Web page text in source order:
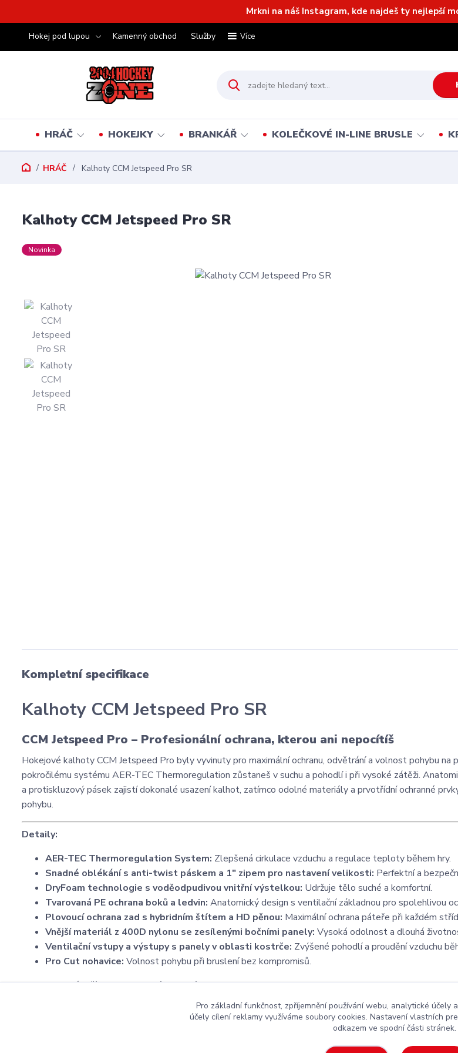
Mrkni na náš Instagram, kde najdeš ty nejlepší
Hokej pod lupou Kamenný obchod Služby Více
HRÁČ HOKEJKY BRANKÁŘ KOLEČKOVÉ IN-LINE BRUSLE
HRÁČ Kalhoty CCM Jetspeed Pro SR
Kalhoty CCM Jetspeed Pro SR
Novinka
Kompletní specifikace
Kalhoty CCM Jetspeed Pro SR
CCM Jetspeed Pro – Profesionální ochrana, kterou ani nepocítíš
Hokejové kalhoty CCM Jetspeed Pro byly vyvinuty pro maximální ochranu, odvětrání a volnost pohybu na
pokročilému systému AER-TEC Thermoregulation zůstaneš v suchu a pohodlí i při vysoké zátěži.
a protiskluzový pásek zajistí dokonalé usazení kalhot, zatímco odolné materiály a prvotřídní ochranné
pohybu.
Detaily:
AER-TEC Thermoregulation System: Zlepšená cirkulace vzduchu a regulace teploty během hry.
Snadné oblékání s anti-twist páskem a 1" zipem pro nastavení velikosti: Perfektní a
DryFoam technologie s voděodpudivou vnitřní výstelkou: Udržuje tělo suché a komfortní.
Tvarovaná PE ochrana boků a ledvin: Anatomický design s ventilační základnou pro spolehlivou
Plovoucí ochrana zad s hybridním štítem a HD pěnou: Maximální ochrana páteře při každém
Vnější materiál z 400D nylonu se zesílenými bočními panely: Vysoká odolnost a dlouhá
Ventilační vstupy a výstupy s panely v oblasti kostrče: Zvýšené pohodlí a proudění vzduchu
Pro Cut nohavice: Volnost pohybu při bruslení bez kompromisů.
Kalhoty, které drží krok s rychlostí moderního hokeje.
hokejová výstrojza rozumnou cenu
Pro základní funkčnost, zpříjemnění používání webu, analytické účely
účely cílení reklamy využíváme soubory cookies. Nastavení vlastních
odkazem ve spodní části stránek.